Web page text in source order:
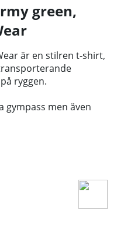
green,
är en stilren t-shirt,
ryggen.
gympass men även